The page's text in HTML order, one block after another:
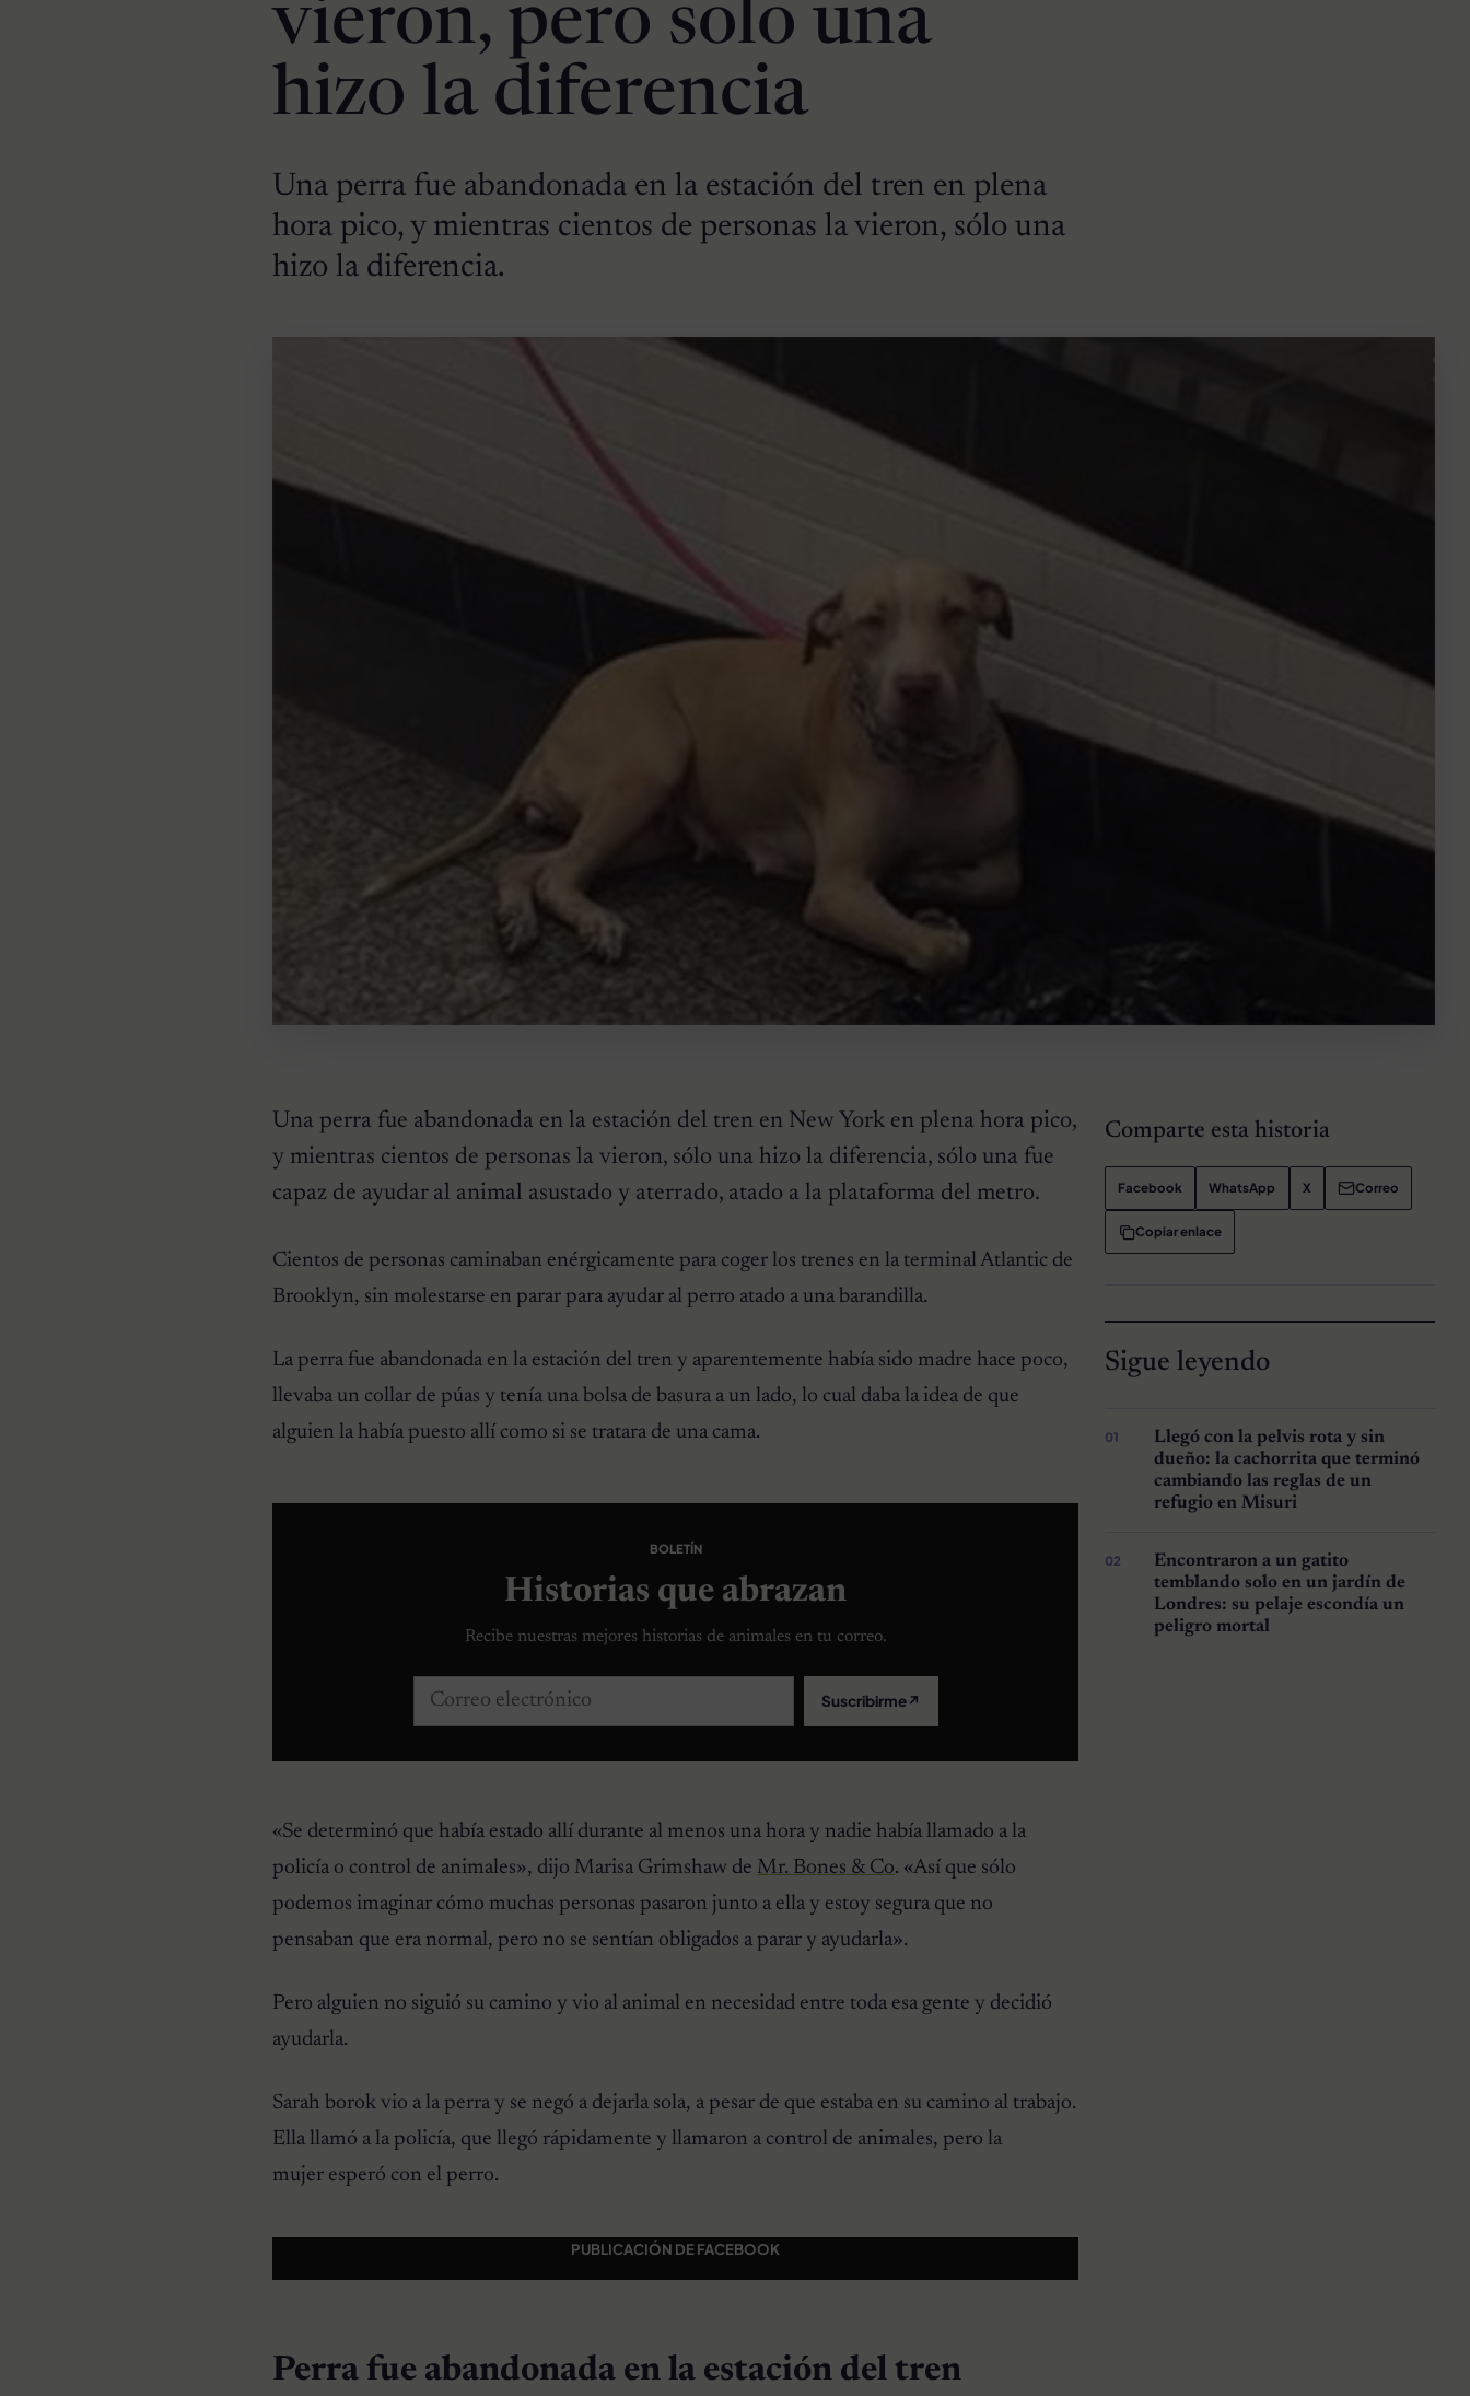
vieron, pero solo una
hizo la diferencia
Una perra fue abandonada en la estación del tren en plena
hora pico, y mientras cientos de personas la vieron, sólo una
hizo la diferencia.
Una perra fue abandonada en la estación del tren en New York en plena hora pico,
y mientras cientos de personas la vieron, sólo una hizo la diferencia, sólo una fue
capaz de ayudar al animal asustado y aterrado, atado a la plataforma del metro.
Cientos de personas caminaban enérgicamente para coger los trenes en la terminal Atlantic de
Brooklyn, sin molestarse en parar para ayudar al perro atado a una barandilla.
La perra fue abandonada en la estación del tren y aparentemente había sido madre hace poco,
llevaba un collar de púas y tenía una bolsa de basura a un lado, lo cual daba la idea de que
alguien la había puesto allí como si se tratara de una cama.
BOLETÍN
Historias que abrazan
Recibe nuestras mejores historias de animales en tu correo.
Correo electrónico Suscribirme↗
«Se determinó que había estado allí durante al menos una hora y nadie había llamado a la
policía o control de animales», dijo Marisa Grimshaw de Mr. Bones & Co. «Así que sólo
podemos imaginar cómo muchas personas pasaron junto a ella y estoy segura que no
pensaban que era normal, pero no se sentían obligados a parar y ayudarla».
Pero alguien no siguió su camino y vio al animal en necesidad entre toda esa gente y decidió
ayudarla.
Sarah borok vio a la perra y se negó a dejarla sola, a pesar de que estaba en su camino al trabajo.
Ella llamó a la policía, que llegó rápidamente y llamaron a control de animales, pero la
mujer esperó con el perro.
PUBLICACIÓN DE FACEBOOK
Perra fue abandonada en la estación del tren
Comparte esta historia
Facebook WhatsApp X Correo
Copiar enlace
Sigue leyendo
Llegó con la pelvis rota y sin
dueño: la cachorrita que terminó
cambiando las reglas de un
refugio en Misuri
Encontraron a un gatito
temblando solo en un jardín de
Londres: su pelaje escondía un
peligro mortal